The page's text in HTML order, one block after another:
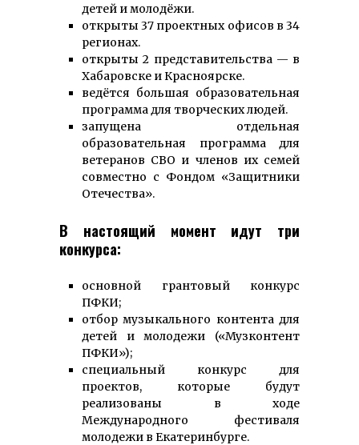
детей и молодёжи.
открыты 37 проектных офисов в 34
регионах.
открыты 2 представительства — в
Хабаровске и Красноярске.
ведётся большая образовательная
программа для творческих людей.
запущена отдельная
образовательная программа для
ветеранов СВО и членов их семей
совместно с Фондом «Защитники
Отечества».
В настоящий момент идут три
конкурса:
основной грантовый конкурс
ПФКИ;
отбор музыкального контента для
детей и молодежи («Музконтент
ПФКИ»);
специальный конкурс для
проектов, которые будут
реализованы в ходе
Международного фестиваля
молодежи в Екатеринбурге.